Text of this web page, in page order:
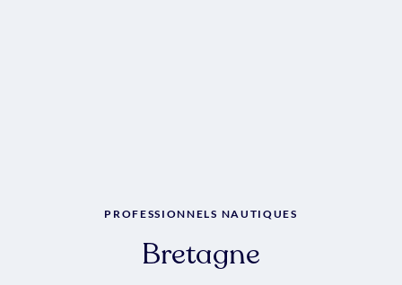
PROFESSIONNELS NAUTIQUES
Bretagne